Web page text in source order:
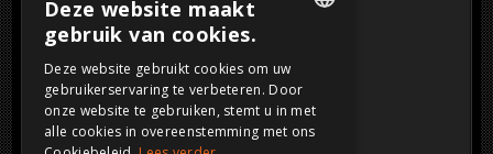
FRENCH
ENGLISH
Deze website maakt
gebruik van cookies.
Deze website gebruikt cookies om uw
gebruikerservaring te verbeteren. Door
onze website te gebruiken, stemt u in met
alle cookies in overeenstemming met ons